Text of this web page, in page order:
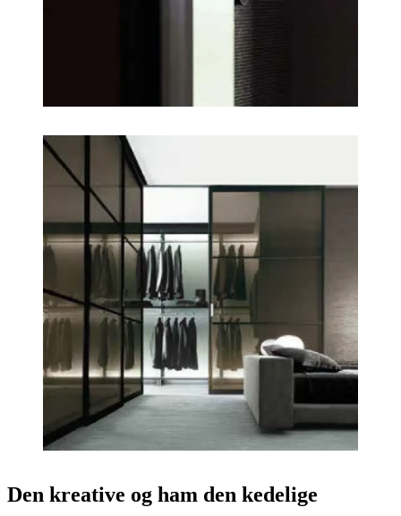
Den kreative og ham den kedelige